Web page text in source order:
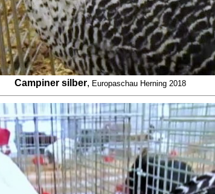
Campiner silber, Europaschau Herning 2018